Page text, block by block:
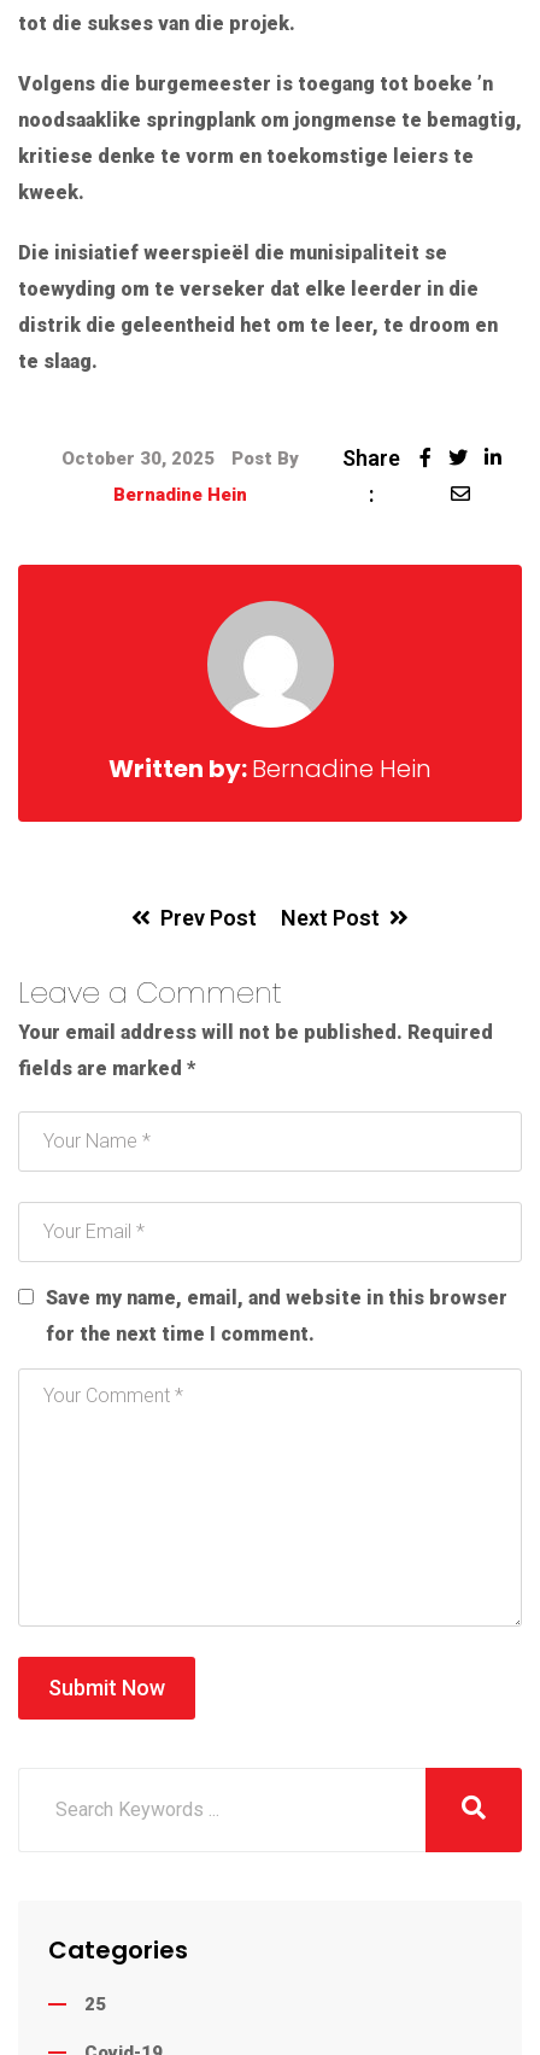
tot die sukses van die projek.
Volgens die burgemeester is toegang tot boeke ’n
noodsaaklike springplank om jongmense te bemagtig,
kritiese denke te vorm en toekomstige leiers te
kweek.
Die inisiatief weerspieël die munisipaliteit se
toewyding om te verseker dat elke leerder in die
distrik die geleentheid het om te leer, te droom en
te slaag.
October 30, 2025
Post By
Bernadine Hein
Share
:
Written by:Bernadine Hein
Prev Post Next Post
Leave a Comment
Your email address will not be published. Required
fields are marked *
Save my name, email, and website in this browser
for the next time I comment.
Submit Now
Categories
25